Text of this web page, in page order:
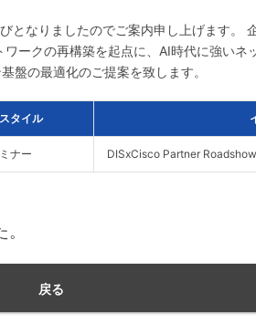
となりましたのでご案内申し上げます。
ークの再構築を起点に、AI時代に強いネ
盤の最適化のご提案を致します。
タイル
ナー DISxCisco Partner
戻る